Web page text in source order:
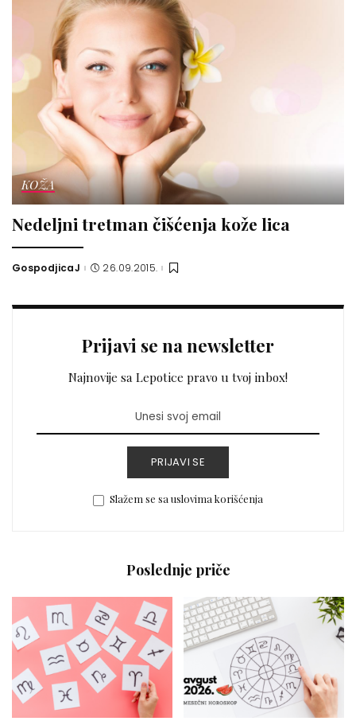
KOŽA
Nedeljni tretman čišćenja kože lica
Posted
GospodjicaJ 26.09.2015.
Prijavi se na newsletter
Najnovije sa Lepotice pravo u tvoj inbox!
PRIJAVI SE
Slažem se sa uslovima korišćenja
Poslednje priče